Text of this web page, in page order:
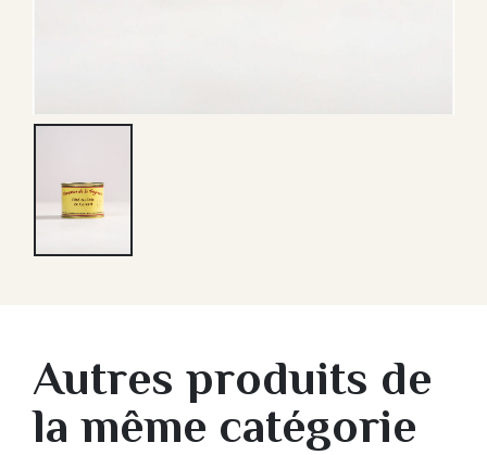
Autres produits de
la même catégorie